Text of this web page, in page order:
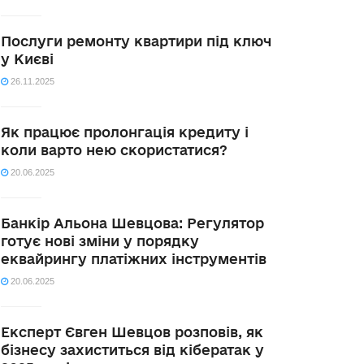
Послуги ремонту квартири під ключ
у Києві
26.11.2025
Як працює пролонгація кредиту і
коли варто нею скористатися?
20.06.2025
Банкір Альона Шевцова: Регулятор
готує нові зміни у порядку
еквайрингу платіжних інструментів
20.06.2025
Експерт Євген Шевцов розповів, як
бізнесу захиститься від кібератак у